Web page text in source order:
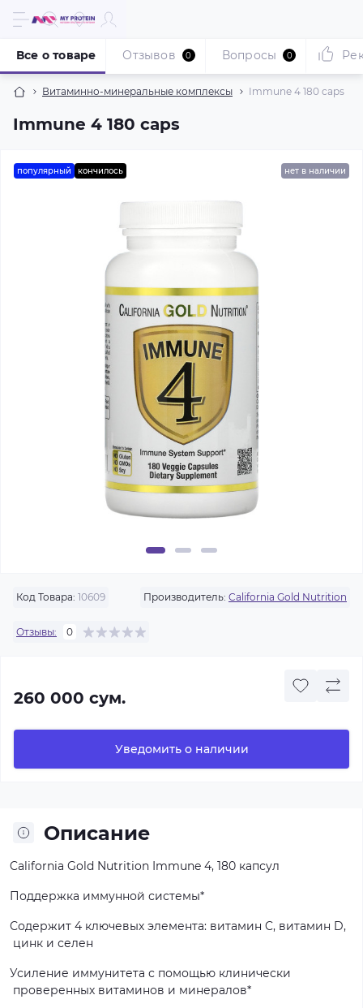
Витаминно-минеральные комплексы Immune 4 180 caps
Immune 4 180 caps
Все о товаре Отзывов 0 Вопросы 0
популярный кончилось нет в наличии
Код Товара: 10609 Производитель: California Gold Nutrition
Отзывы: 0
260 000 сум.
Уведомить о наличии
Описание
California Gold Nutrition Immune 4, 180 капсул
Поддержка иммунной системы*
Содержит 4 ключевых элемента: витамин C, витамин D,
цинк и селен
Усиление иммунитета с помощью клинически
проверенных витаминов и минералов*